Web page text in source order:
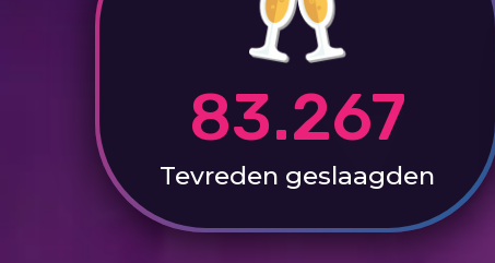
83.267
Tevreden geslaagden